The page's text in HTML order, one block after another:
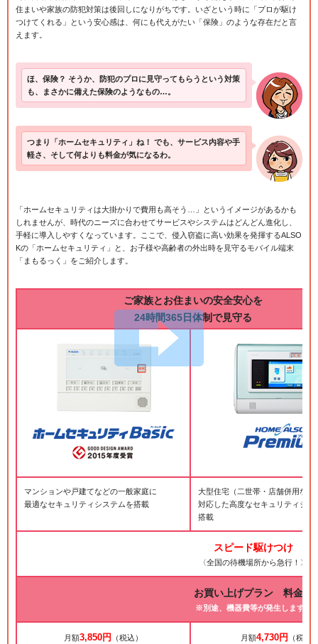
住まいや家族の防犯対策は後回しになりがちです。いざという時に「プロが駆け
つけてくれる」という安心感は、何にも代えがたい「保険」のような存在だと言
えます。
ほ、保険？ そうか、防犯のプロに見守ってもらうという対策
も、まさかに備えた保険のようなもの…。
つまり「ホームセキュリティ」ね！ でも、サービス内容や手
軽さ、そして何よりも料金が気になるわ。
「ホームセキュリティは大掛かりで費用も高そう…」というイメージがあるかも
しれませんが、時代のニーズに合わせてサービスやシステムはどんどん進化し、
手軽に導入しやすくなっています。ここで、侵入窃盗に高い効果を発揮するALSO
Kの「ホームセキュリティ」と、お子様や高齢者の外出時を見守るモバイル端末
「まもるっく」をご紹介します。
ご家族とお住まいの安全安心を
24時間365日体制で見守る
マンションや戸建てなどの一般家庭に
最適なセキュリティシステムを搭載
大型住宅（二世帯・店舗併用など
対応した高度なセキュリティシス
搭載
スピード駆けつけ
〈全国の待機場所から急行！〉
お買い上げプラン 料金例
※別途、機器費等が発生します。
月額3,850円 （税込） 月額4,730円 （税込